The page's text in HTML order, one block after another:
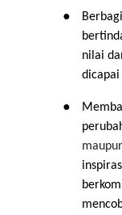
●
nilai
dicapai
●